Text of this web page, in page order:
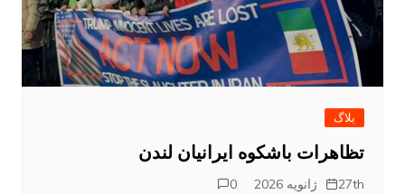
بلاگ
تظاهرات باشکوه ایرانیان لندن
27th ژانویه 2026 0